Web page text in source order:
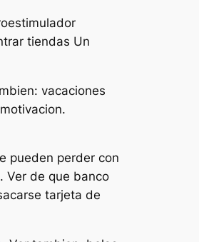
tiendas Un
vacaciones
pueden perder con
Ver de que banco
tarjeta de